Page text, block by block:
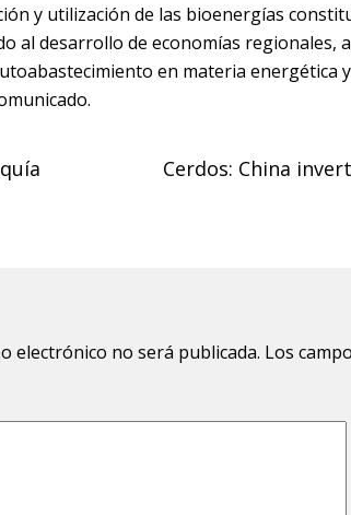
y utilización de las bioenergías
al desarrollo de economías regionales,
en materia energética
Cerdos: China
electrónico no será publicada. Los